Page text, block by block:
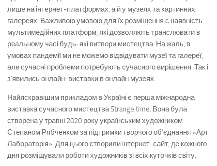
лише на інтернет-платформах, а й у музеях та картинних
галереях. Важливою умовою для їх розміщення є наявність
мультимедійних платформ, які дозволяють транслювати в
реальному часі будь-які витвори мистецтва. На жаль, в
умовах пандемії ми не можемо відвідувати музеї та галереї,
але сучасні проблеми потребують сучасного вирішення. Так і
з’явились онлайн-виставки в онлайн музеях.
Найяскравішим прикладом в Україні є перша міжнародна
виставка сучасного мистецтва Strange time. Вона була
створена у травні 2020 року українським художником
Степаном Рябченком за підтримки творчого об’єднання «Арт
Лабораторія». Для цього створили інтернет-сайт, де кожного
дня розміщували роботи художників зі всіх куточків світу.